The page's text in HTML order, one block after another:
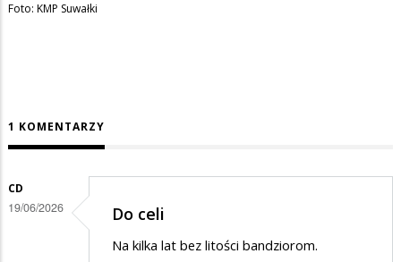
Foto: KMP Suwałki
1 KOMENTARZY
CD
19/06/2026 Do celi
Na kilka lat bez litości bandziorom.